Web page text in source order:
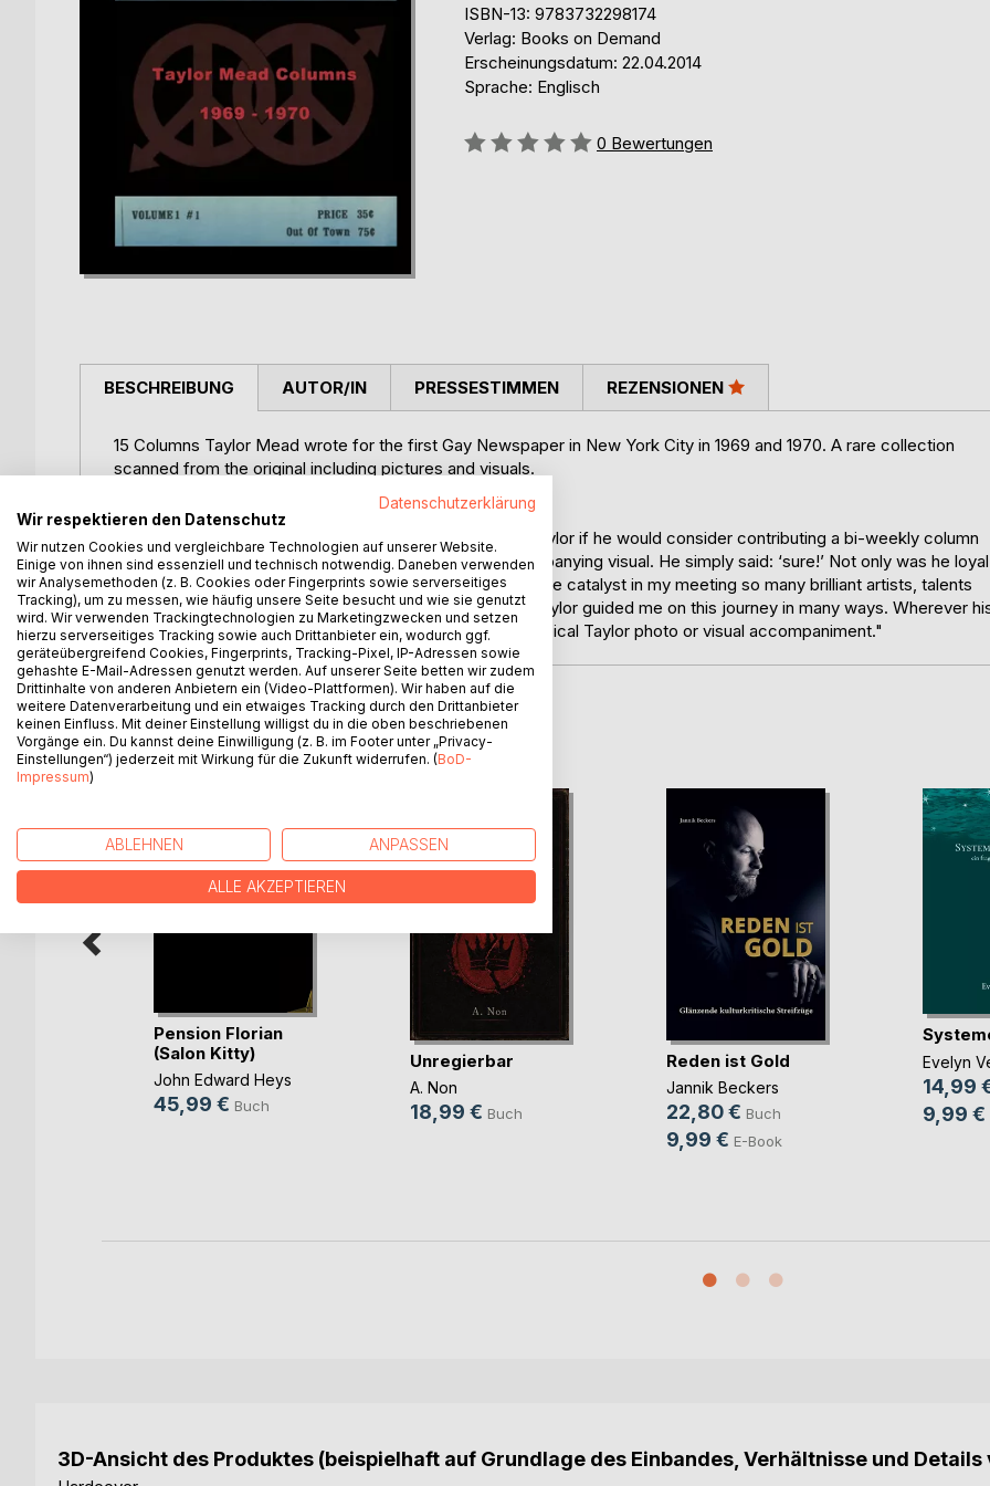
ISBN-13: 9783732298174
Verlag: Books on Demand
Erscheinungsdatum: 22.04.2014
Sprache: Englisch
Bewertung::
0 Bewertungen
BESCHREIBUNG
15 Columns Taylor Mead wrote for the first Gay Newspaper in New York City in 1969 and 1970. A rare collection
scanned from the original including pictures and visuals.
John Edward Heys:
"When GAY POWER actually became a reality, I asked Taylor if he would consider contributing a bi-weekly column
of his poetry, writings, anything he wished with an accompanying visual. He simply said: ‘sure!’ Not only was he loyal
and consistent for over fifteen issues, but he was really the catalyst in my meeting so many brilliant artists, talents
and stars who became part of the GAY POWER family. Taylor guided me on this journey in many ways. Wherever
travels took him, he unfailingly sent in his column and a typical Taylor photo or visual accompaniment."
AUTOR/IN PRESSESTIMMEN REZENSIONEN
WEITERE TITEL BEIBoD
Pension Florian
(Salon Kitty)
John Edward Heys
45,99 € Buch
Unregierbar
A. Non
18,99 € Buch
Reden ist Gold
Jannik Beckers
22,80 € Buch
9,99 € E-Book
Evelyn
14,99
9,99 €
3D-Ansicht des Produktes (beispielhaft auf Grundlage des Einbandes, Verhältnisse und
Datenschutzerklärung
Wir respektieren den Datenschutz
Wir nutzen Cookies und vergleichbare Technologien auf unserer Website.
Einige von ihnen sind essenziell und technisch notwendig. Daneben verwenden
wir Analysemethoden (z. B. Cookies oder Fingerprints sowie serverseitiges
Tracking), um zu messen, wie häufig unsere Seite besucht und wie sie genutzt
wird. Wir verwenden Trackingtechnologien zu Marketingzwecken und setzen
hierzu serverseitiges Tracking sowie auch Drittanbieter ein, wodurch ggf.
geräteübergreifend Cookies, Fingerprints, Tracking-Pixel, IP-Adressen sowie
gehashte E-Mail-Adressen genutzt werden. Auf unserer Seite betten wir zudem
Drittinhalte von anderen Anbietern ein (Video-Plattformen). Wir haben auf die
weitere Datenverarbeitung und ein etwaiges Tracking durch den Drittanbieter
keinen Einfluss. Mit deiner Einstellung willigst du in die oben beschriebenen
Vorgänge ein. Du kannst deine Einwilligung (z. B. im Footer unter „Privacy-
Einstellungen“) jederzeit mit Wirkung für die Zukunft widerrufen. (BoD-
Impressum)
ABLEHNEN ANPASSEN
ALLE AKZEPTIEREN